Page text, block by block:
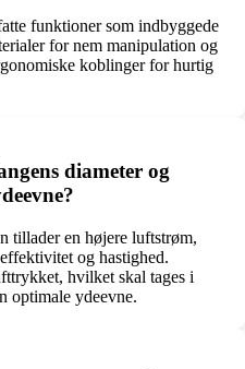
funktioner som indbyggede
for nem manipulation og
koblinger for hurtig
diameter og
tillader en højere luftstrøm,
og hastighed.
hvilket skal tages i
optimale ydeevne.